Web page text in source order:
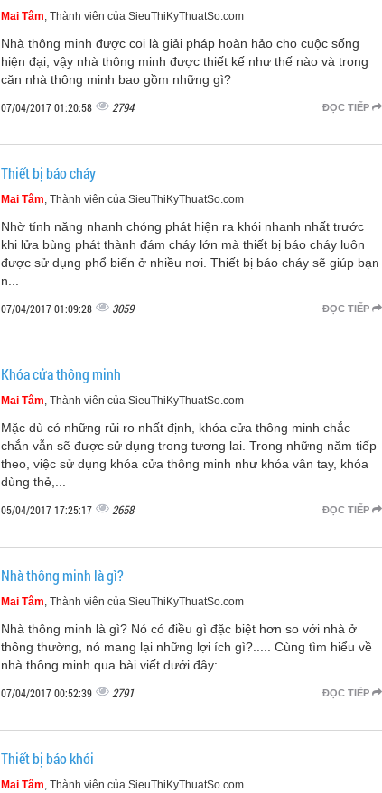
Mai Tâm, Thành viên của SieuThiKyThuatSo.com
Nhà thông minh được coi là giải pháp hoàn hảo cho cuộc sống
hiện đại, vậy nhà thông minh được thiết kế như thế nào và trong
căn nhà thông minh bao gồm những gì?
ĐỌC TIẾP
07/04/2017 01:20:58 2794
Thiết bị báo cháy
Mai Tâm, Thành viên của SieuThiKyThuatSo.com
Nhờ tính năng nhanh chóng phát hiện ra khói nhanh nhất trước
khi lửa bùng phát thành đám cháy lớn mà thiết bị báo cháy luôn
được sử dụng phổ biến ở nhiều nơi. Thiết bị báo cháy sẽ giúp bạn
n...
ĐỌC TIẾP
07/04/2017 01:09:28 3059
Khóa cửa thông minh
Mai Tâm, Thành viên của SieuThiKyThuatSo.com
Mặc dù có những rủi ro nhất định, khóa cửa thông minh chắc
chắn vẫn sẽ được sử dụng trong tương lai. Trong những năm tiếp
theo, việc sử dụng khóa cửa thông minh như khóa vân tay, khóa
dùng thẻ,...
ĐỌC TIẾP
05/04/2017 17:25:17 2658
Nhà thông minh là gì?
Mai Tâm, Thành viên của SieuThiKyThuatSo.com
Nhà thông minh là gì? Nó có điều gì đặc biệt hơn so với nhà ở
thông thường, nó mang lại những lợi ích gì?..... Cùng tìm hiểu về
nhà thông minh qua bài viết dưới đây:
ĐỌC TIẾP
07/04/2017 00:52:39 2791
Thiết bị báo khói
Mai Tâm, Thành viên của SieuThiKyThuatSo.com